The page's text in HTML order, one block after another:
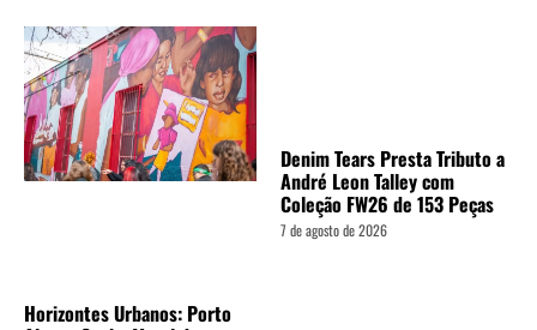
Horizontes Urbanos: Porto
Denim Tears Presta Tributo a
André Leon Talley com
Coleção FW26 de 153 Peças
7 de agosto de 2026